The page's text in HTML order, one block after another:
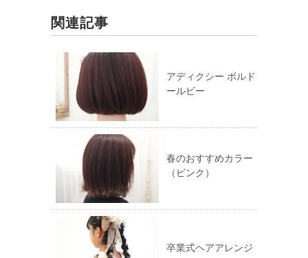
有
(新
し
ィ
ン
ド
ウ
で
開
き
す)
ク
リ
ッ
し
だ
さ
い
(新
し
い
ウ
ィ
ン
ド
ま
す)
関連記事
アディクシー ボルド
ールビー
春のおすすめカラー
（ピンク）
卒業式ヘアアレンジ